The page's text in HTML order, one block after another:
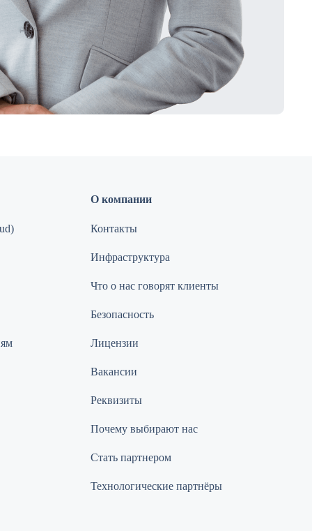
О компании
Контакты
Инфраструктура
Что о нас говорят клиенты
Безопасность
Лицензии
Вакансии
Реквизиты
Почему выбирают нас
Стать партнером
Технологические партнёры